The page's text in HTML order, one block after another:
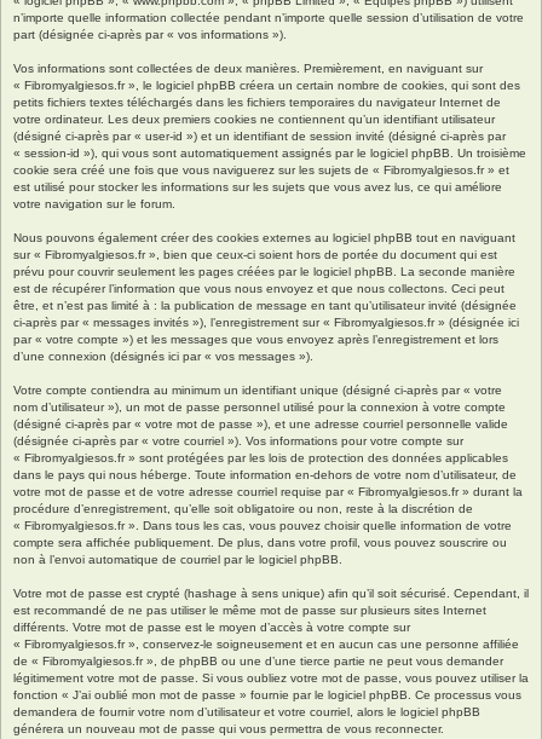
n’importe quelle information collectée pendant n’importe quelle session d’utilisation de votre
part (désignée ci-après par « vos informations »).
Vos informations sont collectées de deux manières. Premièrement, en naviguant sur
« Fibromyalgiesos.fr », le logiciel phpBB créera un certain nombre de cookies, qui sont des
petits fichiers textes téléchargés dans les fichiers temporaires du navigateur Internet de
votre ordinateur. Les deux premiers cookies ne contiennent qu’un identifiant utilisateur
(désigné ci-après par « user-id ») et un identifiant de session invité (désigné ci-après par
« session-id »), qui vous sont automatiquement assignés par le logiciel phpBB. Un troisième
cookie sera créé une fois que vous naviguerez sur les sujets de « Fibromyalgiesos.fr » et
est utilisé pour stocker les informations sur les sujets que vous avez lus, ce qui améliore
votre navigation sur le forum.
Nous pouvons également créer des cookies externes au logiciel phpBB tout en naviguant
sur « Fibromyalgiesos.fr », bien que ceux-ci soient hors de portée du document qui est
prévu pour couvrir seulement les pages créées par le logiciel phpBB. La seconde manière
est de récupérer l’information que vous nous envoyez et que nous collectons. Ceci peut
être, et n’est pas limité à : la publication de message en tant qu’utilisateur invité (désignée
ci-après par « messages invités »), l’enregistrement sur « Fibromyalgiesos.fr » (désignée ici
par « votre compte ») et les messages que vous envoyez après l’enregistrement et lors
d’une connexion (désignés ici par « vos messages »).
Votre compte contiendra au minimum un identifiant unique (désigné ci-après par « votre
nom d’utilisateur »), un mot de passe personnel utilisé pour la connexion à votre compte
(désigné ci-après par « votre mot de passe »), et une adresse courriel personnelle valide
(désignée ci-après par « votre courriel »). Vos informations pour votre compte sur
« Fibromyalgiesos.fr » sont protégées par les lois de protection des données applicables
dans le pays qui nous héberge. Toute information en-dehors de votre nom d’utilisateur, de
votre mot de passe et de votre adresse courriel requise par « Fibromyalgiesos.fr » durant la
procédure d’enregistrement, qu’elle soit obligatoire ou non, reste à la discrétion de
« Fibromyalgiesos.fr ». Dans tous les cas, vous pouvez choisir quelle information de votre
compte sera affichée publiquement. De plus, dans votre profil, vous pouvez souscrire ou
non à l’envoi automatique de courriel par le logiciel phpBB.
Votre mot de passe est crypté (hashage à sens unique) afin qu’il soit sécurisé. Cependant, il
est recommandé de ne pas utiliser le même mot de passe sur plusieurs sites Internet
différents. Votre mot de passe est le moyen d’accès à votre compte sur
« Fibromyalgiesos.fr », conservez-le soigneusement et en aucun cas une personne affiliée
de « Fibromyalgiesos.fr », de phpBB ou une d’une tierce partie ne peut vous demander
légitimement votre mot de passe. Si vous oubliez votre mot de passe, vous pouvez utiliser la
fonction « J’ai oublié mon mot de passe » fournie par le logiciel phpBB. Ce processus vous
demandera de fournir votre nom d’utilisateur et votre courriel, alors le logiciel phpBB
générera un nouveau mot de passe qui vous permettra de vous reconnecter.